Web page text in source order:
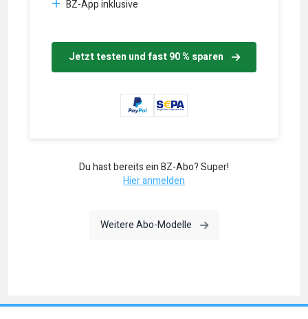
BZ-App inklusive
Jetzt testen und fast 90 % sparen
Du hast bereits ein BZ-Abo? Super!
Hier anmelden
Weitere Abo-Modelle